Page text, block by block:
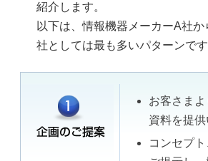
紹介します。
以下は、情報機器メーカーA社
社としては最も多いパターンです
お客さま
資料を提
コンセプ